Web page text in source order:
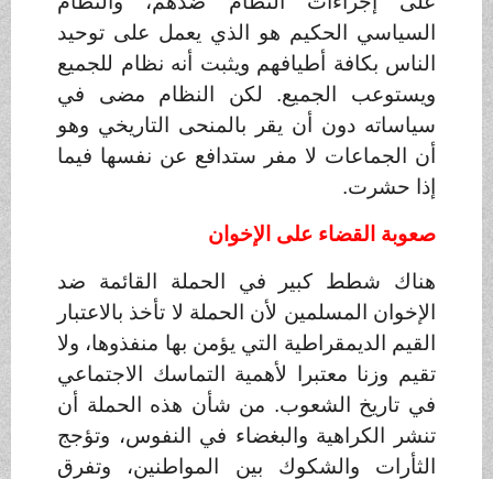
السياسي الحكيم هو الذي يعمل على توحيد
الناس بكافة أطيافهم ويثبت أنه نظام للجميع
ويستوعب الجميع. لكن النظام مضى في
سياساته دون أن يقر بالمنحى التاريخي وهو
أن الجماعات لا مفر ستدافع عن نفسها فيما
إذا حشرت .
صعوبة القضاء على الإخوان
هناك شطط كبير في الحملة القائمة ضد
الإخوان المسلمين لأن الحملة لا تأخذ بالاعتبار
القيم الديمقراطية التي يؤمن بها منفذوها، ولا
تقيم وزنا معتبرا لأهمية التماسك الاجتماعي
في تاريخ الشعوب. من شأن هذه الحملة أن
تنشر الكراهية والبغضاء في النفوس، وتؤجج
الثأرات والشكوك بين المواطنين، وتفرق